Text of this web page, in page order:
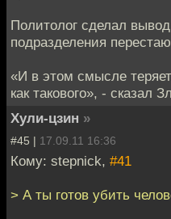
Политолог сделал
подразделения
«И в этом смысле
как такового», - сказал
Хули-цзин »
#45 | 17.09.11 16:36
Кому: stepnick, #41
> А ты готов убить